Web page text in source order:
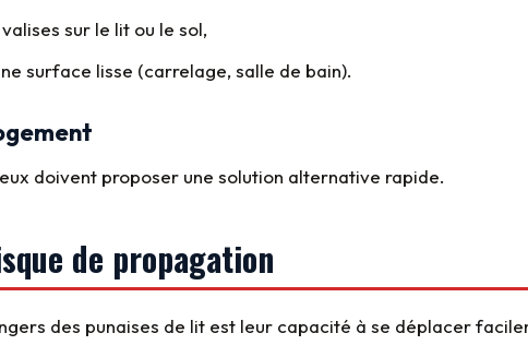
sur le lit ou le sol,
surface lisse (carrelage, salle de bain).
doivent proposer une solution alternative rapide.
de propagation
des punaises de lit est leur capacité à se déplacer